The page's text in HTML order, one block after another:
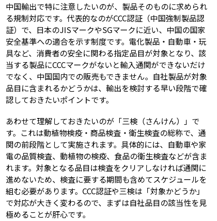
中国輸出で特に注意したいのが、製品そのものに求められ
る規制対応です。代表的なのがCCC認証（中国強制製品認
証）で、日本のJISマークやSGマークに近い、中国の国家
安全基準への適合を示す制度です。電化製品・自動車・玩
具など、消費者の安全に関わる指定品目が対象となり、該
当する製品にCCCマークがないと輸入通関ができないだけ
でなく、中国国内での販売もできません。自社製品が対象
品目に含まれるかどうかは、輸出を検討する早い段階で確
認しておきたいポイントです。
あわせて理解しておきたいのが「三検（さんけん）」で
す。これは動植物検疫・商品検査・衛生検査の総称で、通
関の前段階として実施されます。具体的には、自動車や家
電の品質検査、動植物の検疫、食品の衛生検査などが含ま
れます。対象となる品目は検査をクリアしなければ通関に
進めないため、検査に要する期間も含めてスケジュールを
組む必要があります。CCC認証や三検は「対象かどうか」
で対応が大きく変わるので、まずは自社品目の該当性を見
極めることが肝心です。